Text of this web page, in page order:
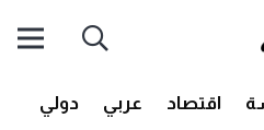
اقتصاد عربي دولي